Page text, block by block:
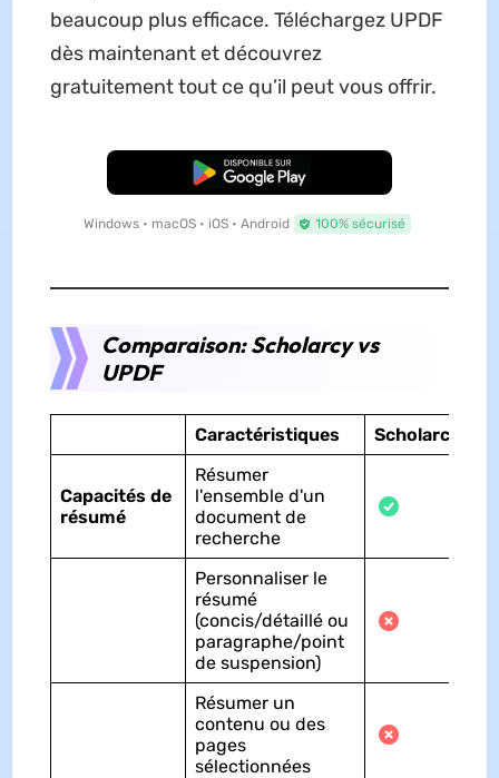
beaucoup plus efficace. Téléchargez UPDF
dès maintenant et découvrez
gratuitement tout ce qu’il peut vous offrir.
TÉLÉCHARGER
Windows • macOS • iOS • Android 100% sécurisé
Comparaison: Scholarcy vs
UPDF
Caractéristiques Scholarcy
Capacités de
résumé
Résumer
l'ensemble d'un
document de
recherche
Personnaliser le
résumé
(concis/détaillé ou
paragraphe/point
de suspension)
Résumer un
contenu ou des
pages
sélectionnées